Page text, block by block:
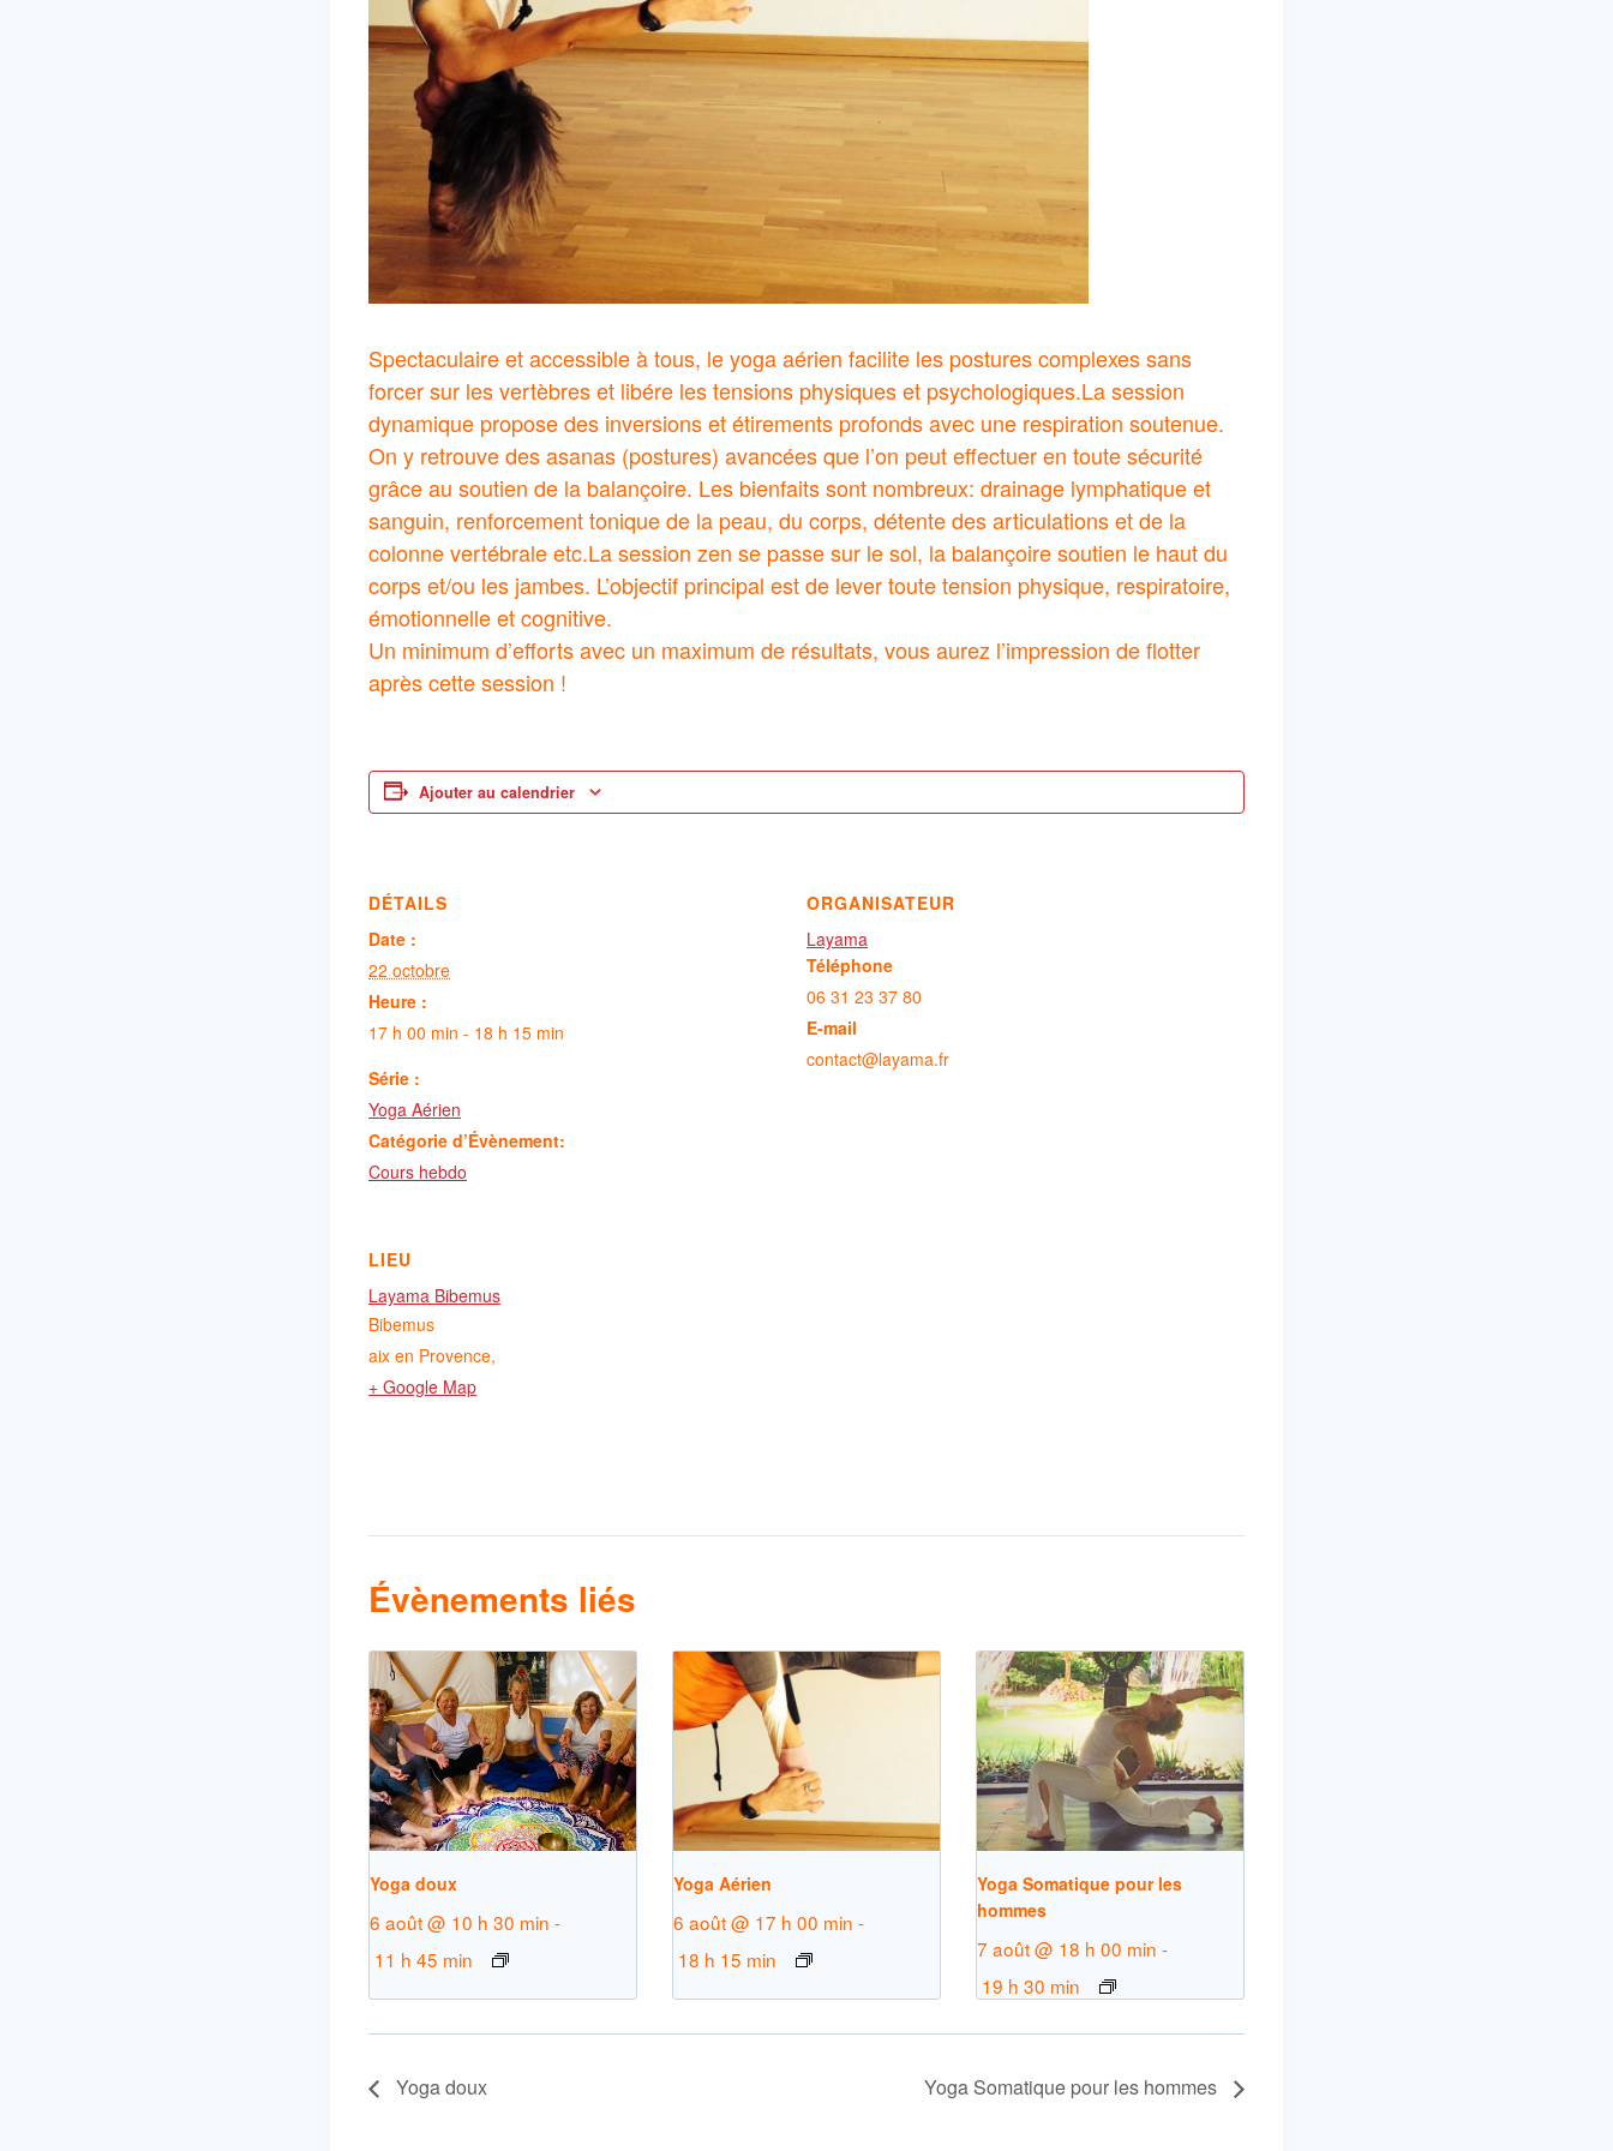
Spectaculaire et accessible à tous, le yoga aérien facilite les postures complexes sans
forcer sur les vertèbres et libére les tensions physiques et psychologiques.La session
dynamique propose des inversions et étirements profonds avec une respiration soutenue.
On y retrouve des asanas (postures) avancées que l’on peut effectuer en toute sécurité
grâce au soutien de la balançoire. Les bienfaits sont nombreux: drainage lymphatique et
sanguin, renforcement tonique de la peau, du corps, détente des articulations et de la
colonne vertébrale etc.La session zen se passe sur le sol, la balançoire soutien le haut du
corps et/ou les jambes. L’objectif principal est de lever toute tension physique, respiratoire,
émotionnelle et cognitive.
Un minimum d’efforts avec un maximum de résultats, vous aurez l’impression de flotter
après cette session !
Ajouter au calendrier
DÉTAILS
Date :
22 octobre
Heure :
17 h 00 min - 18 h 15 min
Série :
Yoga Aérien
Catégorie d’Évènement:
Cours hebdo
ORGANISATEUR
Layama
Téléphone
06 31 23 37 80
E-mail
contact@layama.fr
LIEU
Layama Bibemus
Bibemus
aix en Provence,
+ Google Map
Évènements liés
Yoga doux
6 août @ 10 h 30 min -
11 h 45 min
Yoga Aérien
6 août @ 17 h 00 min -
18 h 15 min
Yoga Somatique pour les
hommes
7 août @ 18 h 00 min -
19 h 30 min
Yoga doux Yoga Somatique pour les hommes